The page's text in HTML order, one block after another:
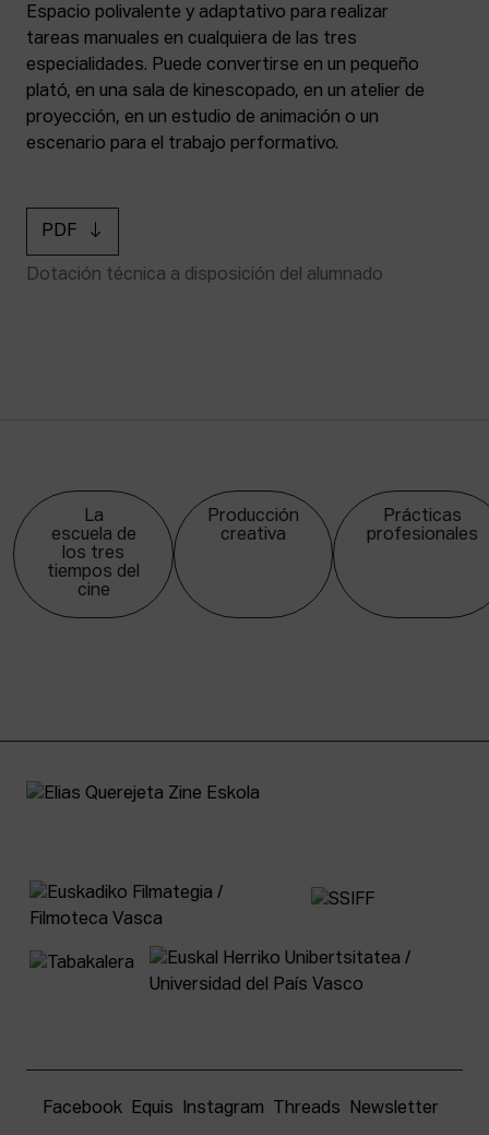
Espacio polivalente y adaptativo para realizar
tareas manuales en cualquiera de las tres
especialidades. Puede convertirse en un pequeño
plató, en una sala de kinescopado, en un atelier de
proyección, en un estudio de animación o un
escenario para el trabajo performativo.
PDF
Dotación técnica a disposición del alumnado
La
escuela de
los tres
tiempos del
cine
Producción
creativa
Prácticas
profesionales
Facebook Equis Instagram Threads Newsletter